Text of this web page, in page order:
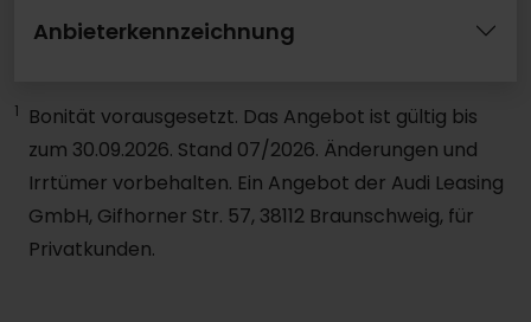
Anbieterkennzeichnung
1
Bonität vorausgesetzt. Das Angebot ist gültig bis
zum 30.09.2026. Stand 07/2026. Änderungen und
Irrtümer vorbehalten. Ein Angebot der Audi Leasing
GmbH, Gifhorner Str. 57, 38112 Braunschweig, für
Privatkunden.